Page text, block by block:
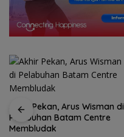
Akhir Pekan, Arus Wisman di
Pelabuhan Batam Centre
Membludak